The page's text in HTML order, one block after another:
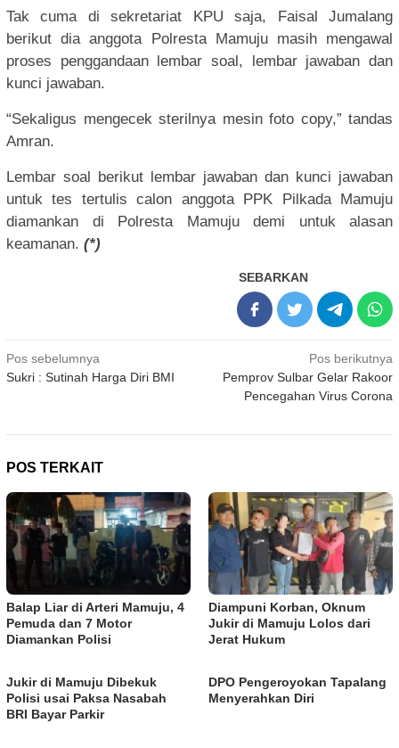
Tak cuma di sekretariat KPU saja, Faisal Jumalang
berikut dia anggota Polresta Mamuju masih mengawal
proses penggandaan lembar soal, lembar jawaban dan
kunci jawaban.
“Sekaligus mengecek sterilnya mesin foto copy,” tandas
Amran.
Lembar soal berikut lembar jawaban dan kunci jawaban
untuk tes tertulis calon anggota PPK Pilkada Mamuju
diamankan di Polresta Mamuju demi untuk alasan
keamanan. (*)
SEBARKAN
Navigasi
pos
Pos sebelumnya
Sukri : Sutinah Harga Diri BMI
Pos berikutnya
Pemprov Sulbar Gelar Rakoor
Pencegahan Virus Corona
POS TERKAIT
Balap Liar di Arteri Mamuju, 4
Pemuda dan 7 Motor
Diamankan Polisi
Diampuni Korban, Oknum
Jukir di Mamuju Lolos dari
Jerat Hukum
Jukir di Mamuju Dibekuk
Polisi usai Paksa Nasabah
BRI Bayar Parkir
DPO Pengeroyokan Tapalang
Menyerahkan Diri